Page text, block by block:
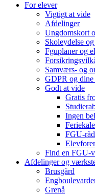
For elever
Vigtigt at vide
Afdelinger
Ungdomskort
Skoleydelse
Fguplaner og
Samværs- og
GDPR og dine
Godt at vide
Gratis
Ingen
FGU-
Find en FGU-
Afdelinger og
Brusgård
Grenå